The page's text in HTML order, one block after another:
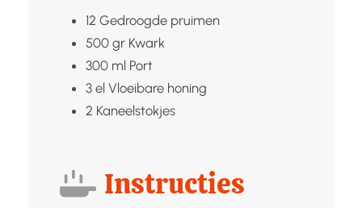
12 Gedroogde pruimen
500 gr Kwark
300 ml Port
3 el Vloeibare honing
2 Kaneelstokjes
Instructies